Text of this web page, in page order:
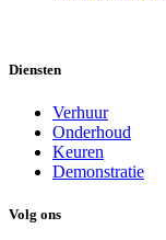
Diensten
Verhuur
Onderhoud
Keuren
Demonstratie
Volg ons